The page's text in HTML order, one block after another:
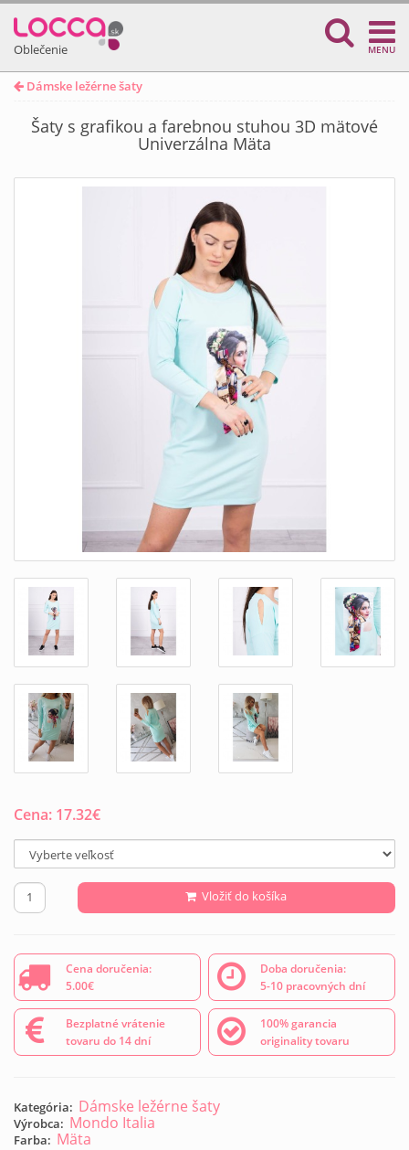
Oblečenie MENU
Dámske ležérne šaty
Šaty s grafikou a farebnou stuhou 3D mätové
Univerzálna Mäta
Cena: 17.32€
Vložiť do košíka
Cena doručenia:
5.00€
Doba doručenia:
5-10 pracovných dní
Bezplatné vrátenie
tovaru do 14 dní
100% garancia
originality tovaru
Kategória: Dámske ležérne šaty
Výrobca: Mondo Italia
Farba: Mäta